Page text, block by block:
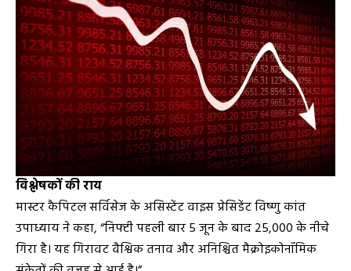
विश्लेषकों की राय
मास्टर कैपिटल सर्विसेज के असिस्टेंट वाइस प्रेसिडेंट विष्णु कांत
उपाध्याय ने कहा, “निफ्टी पहली बार 5 जून के बाद 25,000 के नीचे
गिरा है। यह गिरावट वैश्विक तनाव और अनिश्चित मैक्रोइकोनॉमिक